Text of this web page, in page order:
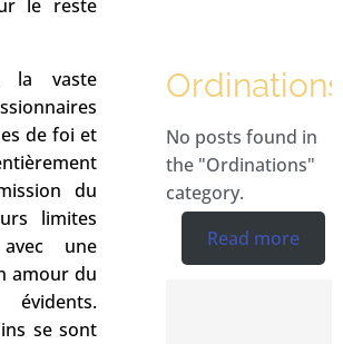
le reste
la vaste
de foi et
du
limites
une
amour du
se sont
Ordinations
No posts found in
the "Ordinations"
category.
Read more